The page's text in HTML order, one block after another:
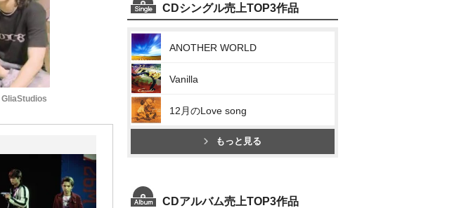
GliaStudios
CDシングル売上TOP3作品
ANOTHER WORLD
Vanilla
12月のLove song
もっと見る
CDアルバム売上TOP3作品